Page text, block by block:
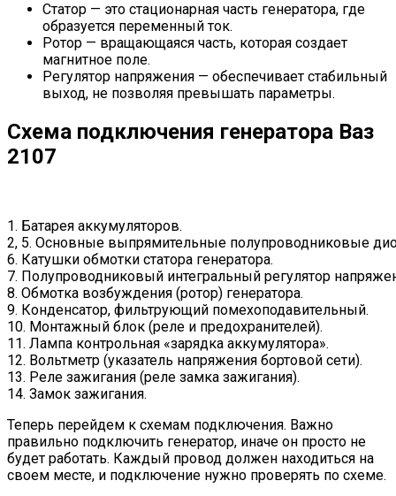
Статор — это стационарная часть генератора, где
образуется переменный ток.
Ротор — вращающаяся часть, которая создает
магнитное поле.
Регулятор напряжения — обеспечивает стабильный
выход, не позволяя превышать параметры.
Схема подключения генератора Ваз
2107
1. Батарея аккумуляторов.
2, 5. Основные выпрямительные полупроводниковые
6. Катушки обмотки статора генератора.
7. Полупроводниковый интегральный регулятор
8. Обмотка возбуждения (ротор) генератора.
9. Конденсатор, фильтрующий помехоподавительный.
10. Монтажный блок (реле и предохранителей).
11. Лампа контрольная «зарядка аккумулятора».
12. Вольтметр (указатель напряжения бортовой сети).
13. Реле зажигания (реле замка зажигания).
14. Замок зажигания.
Теперь перейдем к схемам подключения. Важно
правильно подключить генератор, иначе он просто не
будет работать. Каждый провод должен находиться на
своем месте, и подключение нужно проверять по схеме.